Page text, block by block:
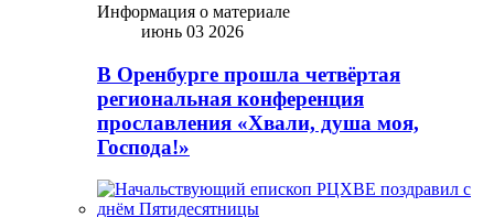
Информация о материале
июнь 03 2026
В Оренбурге прошла четвёртая
региональная конференция
прославления «Хвали, душа моя,
Господа!»